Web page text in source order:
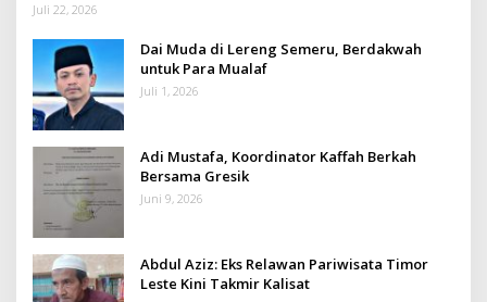
Juli 22, 2026
Dai Muda di Lereng Semeru, Berdakwah
untuk Para Mualaf
Juli 1, 2026
Adi Mustafa, Koordinator Kaffah Berkah
Bersama Gresik
Juni 9, 2026
Abdul Aziz: Eks Relawan Pariwisata Timor
Leste Kini Takmir Kalisat